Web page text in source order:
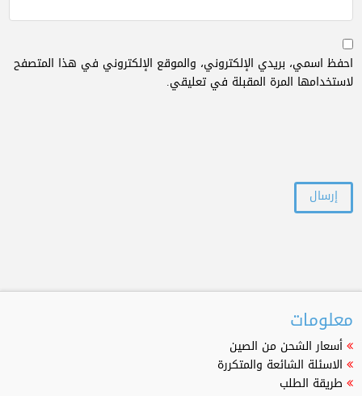
احفظ اسمي، بريدي الإلكتروني، والموقع الإلكتروني في هذا المتصفح
لاستخدامها المرة المقبلة في تعليقي.
معلومات
أسعار الشحن من الصين
الاسئلة الشائعة والمتكررة
طريقة الطلب